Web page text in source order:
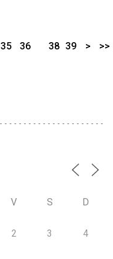
35
36
38 39 > >>
V S D
2 3 4